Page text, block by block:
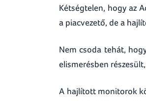
Kétségtelen, hogy az
a piacvezető, de a
Nem csoda tehát,
elismerésben
A hajlított monitorok